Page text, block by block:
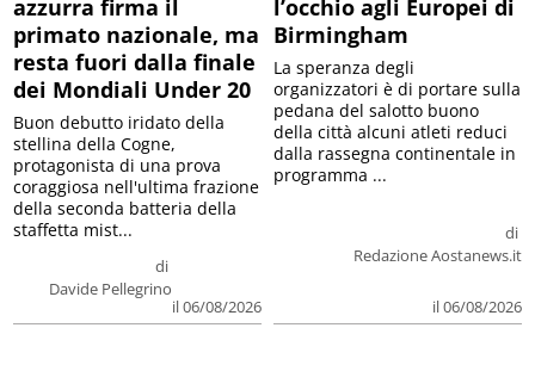
azzurra firma il
primato nazionale, ma
resta fuori dalla finale
dei Mondiali Under 20
di
Davide Pellegrino
il 06/08/2026
Buon debutto iridato della
stellina della Cogne,
protagonista di una prova
coraggiosa nell'ultima frazione
della seconda batteria della
staffetta mist...
l’occhio agli Europei di
Birmingham
di
Redazione Aostanews.it
il 06/08/2026
La speranza degli
organizzatori è di portare sulla
pedana del salotto buono
della città alcuni atleti reduci
dalla rassegna continentale in
programma ...